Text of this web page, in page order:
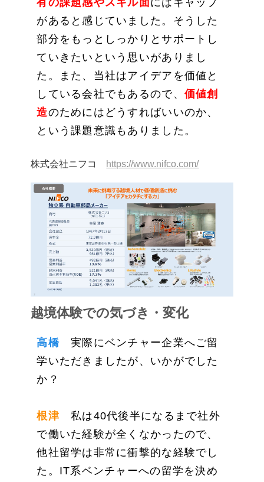
があると感じていました。そうした
部分をもっとしっかりとサポートし
ていきたいという思いがありまし
た。また、当社はアイデアを価値と
している会社でもあるので、 価値創
造のためにはどうすればいいのか、
という課題意識もありました。
株式会社ニフコ https://www.nifco.com/
越境体験での気づき・変化
高橋実際にベンチャー企業へご留
学いただきましたが、いかがでした
か？
根津私は40代後半になるまで社外
で働いた経験が全くなかったので、
他社留学は非常に衝撃的な経験でし
た。IT系ベンチャーへの留学を決め